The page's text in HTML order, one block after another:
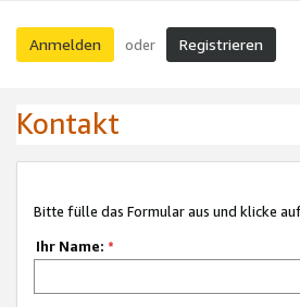
Anmelden oder Registrieren
Kontakt
Bitte fülle das Formular aus und klicke
Ihr Name: *